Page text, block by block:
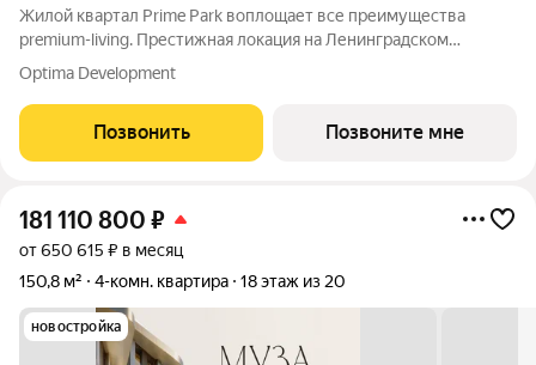
Жилой квартал Prime Park воплощает все преимущества
premium-living. Престижная локация на Ленинградском
проспекте, 37: - 5 мин. от Тверской улицы, Патриарших прудов
и Белой площади, - 20 мин. до аэропорта «Шереметьево» или
«Москва-Сити», - 4 парка
Optima Development
Позвонить Позвоните мне
181 110 800 ₽
от 650 615 ₽ в месяц
150,8 м²
4-комн. квартира 18 этаж из 20
новостройка